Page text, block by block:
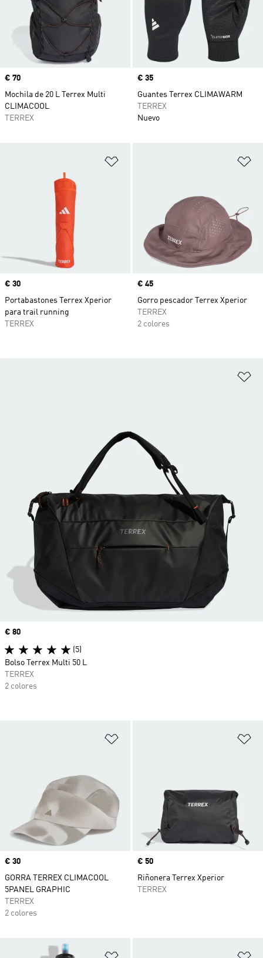
Precio
€ 70
Mochila de 20 L Terrex Multi
CLIMACOOL
TERREX
Precio
€ 35
Guantes Terrex CLIMAWARM
TERREX
Nuevo
Precio
€ 30
Portabastones Terrex Xperior
para trail running
TERREX
Precio
€ 45
Gorro pescador Terrex Xperior
TERREX
2 colores
Precio
€ 30
GORRA TERREX CLIMACOOL
5PANEL GRAPHIC
TERREX
2 colores
Precio
€ 50
Riñonera Terrex Xperior
TERREX
Precio
€ 80
(5)
Bolso Terrex Multi 50 L
TERREX
2 colores